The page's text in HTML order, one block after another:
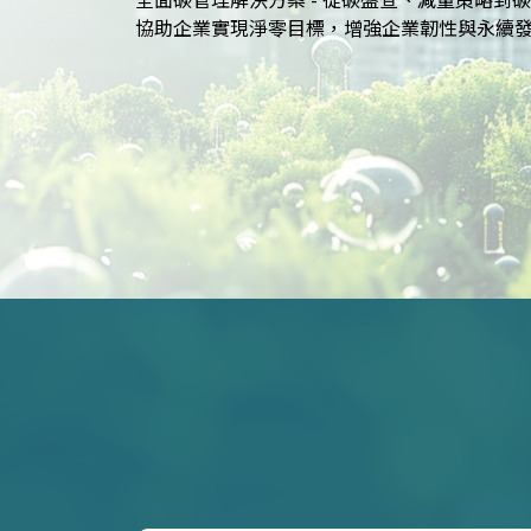
SASB等國際標準的報告策略，提升企業永續價